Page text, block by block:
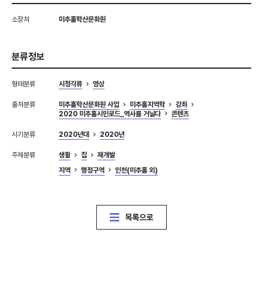
소장처 미추홀학산문화원
분류정보
형태분류 시청각류 영상
출처분류 미추홀학산문화원 사업 미추홀지역학
강좌
2020 미추홀시민로드_역사를 거닐다
콘텐츠
시기분류 2020년대 2020년
주제분류 생활 집
재개발
지역
행정구역 인천(미추홀 외)
목록으로